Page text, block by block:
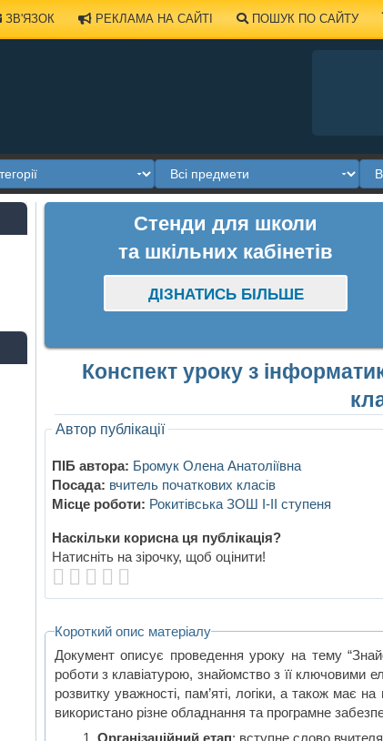
ЗВ'ЯЗОК РЕКЛАМА НА САЙТІ ПОШУК ПО САЙТУ
Стенди для школи
та шкільних кабінетів
ДІЗНАТИСЬ БІЛЬШЕ
Конспект уроку з
Автор публікації
ПІБ автора: Бромук Олена Анатоліївна
Посада: вчитель початкових класів
Місце роботи: Рокитівська ЗОШ І-ІІ ступеня
Наскільки корисна ця публікація?
Натисніть на зірочку, щоб оцінити!
Короткий опис матеріалу
Документ описує проведення уроку на тему
роботи з клавіатурою, знайомство з її ключовими
розвитку уважності, пам’яті, логіки, а також має
використано різне обладнання та програмне